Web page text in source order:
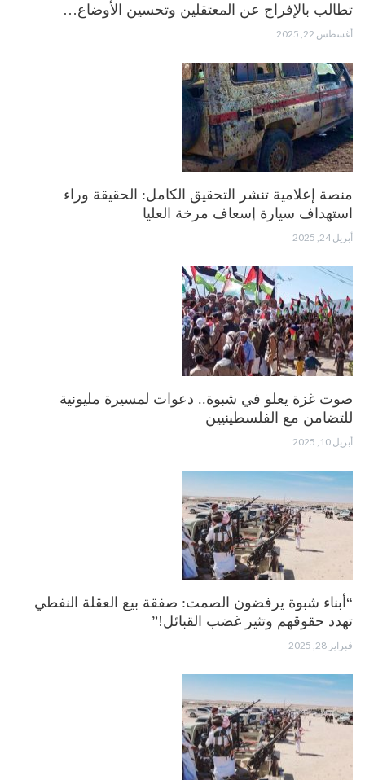
تطالب بالإفراج عن المعتقلين وتحسين الأوضاع…
أغسطس 22, 2025
منصة إعلامية تنشر التحقيق الكامل: الحقيقة وراء
استهداف سيارة إسعاف مرخة العليا
أبريل 24, 2025
صوت غزة يعلو في شبوة.. دعوات لمسيرة مليونية
للتضامن مع الفلسطينيين
أبريل 10, 2025
“أبناء شبوة يرفضون الصمت: صفقة بيع العقلة النفطي
تهدد حقوقهم وتثير غضب القبائل!”
فبراير 28, 2025